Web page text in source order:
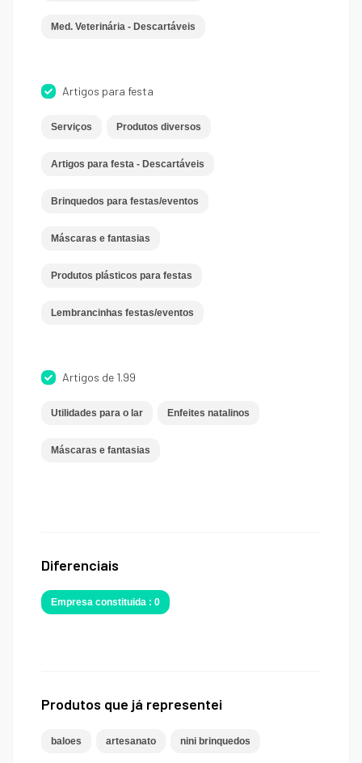
Med. Veterinária - Descartáveis
Artigos para festa
Serviços Produtos diversos
Artigos para festa - Descartáveis
Brinquedos para festas/eventos
Máscaras e fantasias
Produtos plásticos para festas
Lembrancinhas festas/eventos
Artigos de 1.99
Utilidades para o lar Enfeites natalinos
Máscaras e fantasias
Diferenciais
Empresa constituida : 0
Produtos que já representei
baloes artesanato nini brinquedos